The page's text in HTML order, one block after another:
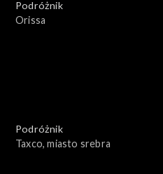
Podróżnik
Orissa
Podróżnik
Taxco, miasto srebra